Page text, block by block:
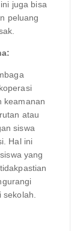
juga bisa
peluang
keamanan
atau
siswa
Hal ini
yang
sekolah.